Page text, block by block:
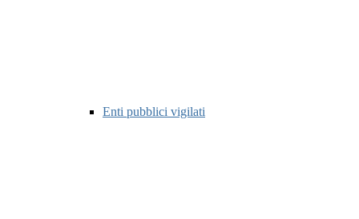
Enti pubblici vigilati